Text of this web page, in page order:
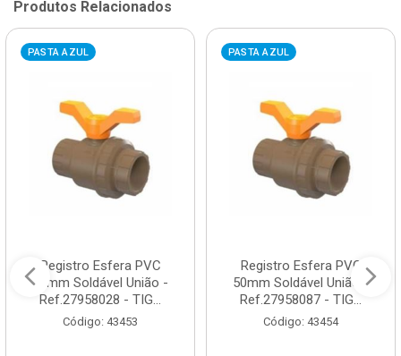
Produtos Relacionados
PASTA AZUL
Registro Esfera PVC
25mm Soldável União -
Ref.27958028 - TIG...
Código: 43453
PASTA AZUL
Registro Esfera PVC
50mm Soldável União -
Ref.27958087 - TIG...
Código: 43454